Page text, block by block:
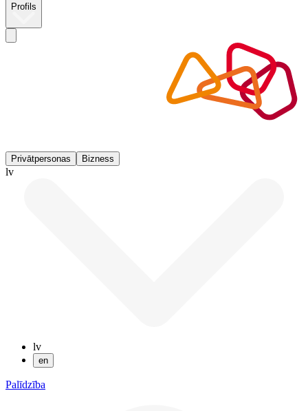
Profils
Privātpersonas Bizness
lv
lv
en
Palīdzība